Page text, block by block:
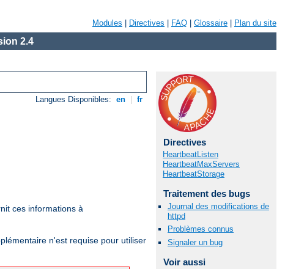
Modules Directives FAQ Glossaire Plan du site
2.4
Langues Disponibles: en fr
ces informations à
n'est requise pour utiliser
Directives
HeartbeatListen
HeartbeatMaxServers
HeartbeatStorage
Traitement des bugs
Journal des modifications de
httpd
Problèmes connus
Signaler un bug
Voir aussi